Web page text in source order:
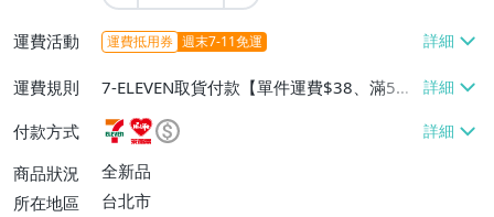
運費活動 運費抵用券 週末7-11免運
運費規則
7-ELEVEN取貨付款【單件運費$38、滿5件
或消費滿$1299免運費】、7-ELEVEN取貨
不付款【免運費】、萊爾富取貨付款【單件
運費$60、滿5件或消費滿$1299免運
費】、宅配/貨運【單件運費$120、滿5件
付款方式
商品狀況
全新品
所在地區
台北市